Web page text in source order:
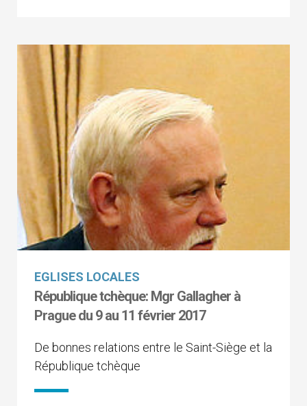
EGLISES LOCALES
République tchèque: Mgr Gallagher à
Prague du 9 au 11 février 2017
De bonnes relations entre le Saint-Siège et la
République tchèque